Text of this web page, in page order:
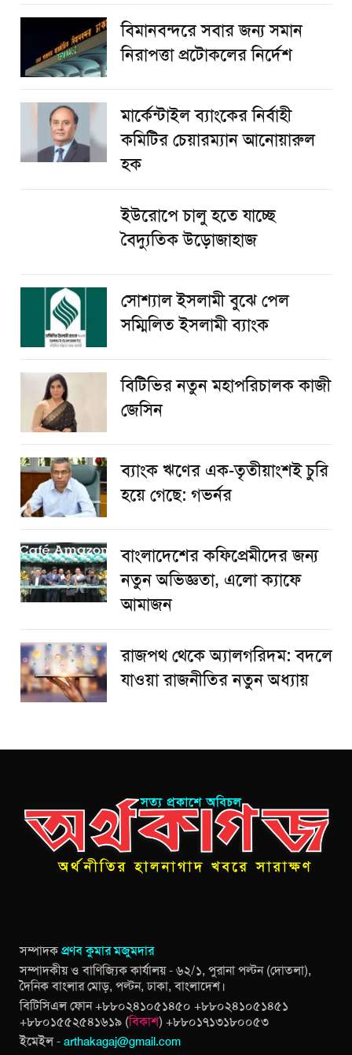
বিমানবন্দরে সবার জন্য সমান
নিরাপত্তা প্রটোকলের নির্দেশ
মার্কেন্টাইল ব্যাংকের নির্বাহী
কমিটির চেয়ারম্যান আনোয়ারুল
হক
ইউরোপে চালু হতে যাচ্ছে
বৈদ্যুতিক উড়োজাহাজ
সোশ্যাল ইসলামী বুঝে পেল
সম্মিলিত ইসলামী ব্যাংক
বিটিভির নতুন মহাপরিচালক কাজী
জেসিন
ব্যাংক ঋণের এক-তৃতীয়াংশই চুরি
হয়ে গেছে: গভর্নর
বাংলাদেশের কফিপ্রেমীদের জন্য
নতুন অভিজ্ঞতা, এলো ক্যাফে
আমাজন
রাজপথ থেকে অ্যালগরিদম: বদলে
যাওয়া রাজনীতির নতুন অধ্যায়
সম্পাদকপ্রণব কুমার মজুমদার
সম্পাদকীয় ও বাণিজ্যিক কার্যালয় - ৬২/১, পুরানা পল্টন (দোতলা),
দৈনিক বাংলার মোড়, পল্টন, ঢাকা, বাংলাদেশ।
বিটিসিএল ফোন +৮৮০২৪১০৫১৪৫০ +৮৮০২৪১০৫১৪৫১
+৮৮০১৫৫২৫৪১৬১৯ (বিকাশ) +৮৮০১৭১৩১৮০০৫৩
ইমেইল - arthakagaj@gmail.com